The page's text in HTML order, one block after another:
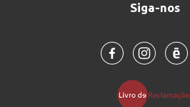
Siga-nos